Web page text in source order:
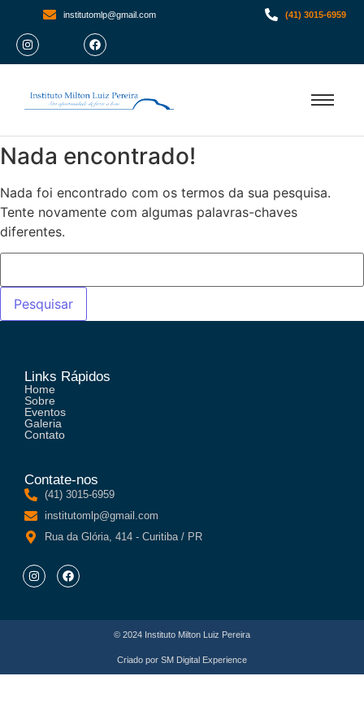
institutomlp@gmail.com (41) 3015-6959
Nada encontrado!
Nada foi encontrado com os termos da sua pesquisa.
Tente novamente com algumas palavras-chaves
diferentes.
Links Rápidos
Home
Sobre
Eventos
Galeria
Contato
Contate-nos
(41) 3015-6959
institutomlp@gmail.com
Rua da Glória, 414 - Curitiba / PR
© 2024 Instituto Milton Luiz Pereira
Criado por SM Digital Experience